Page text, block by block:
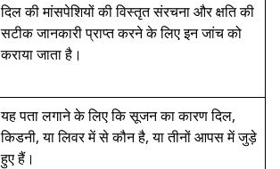
दिल की मांसपेशियों की विस्तृत संरचना और क्षति की
सटीक जानकारी प्राप्त करने के लिए इन जांच को
कराया जाता है।
यह पता लगाने के लिए कि सूजन का कारण दिल,
किडनी, या लिवर में से कौन है, या तीनों आपस में जुड़े
हुए हैं।